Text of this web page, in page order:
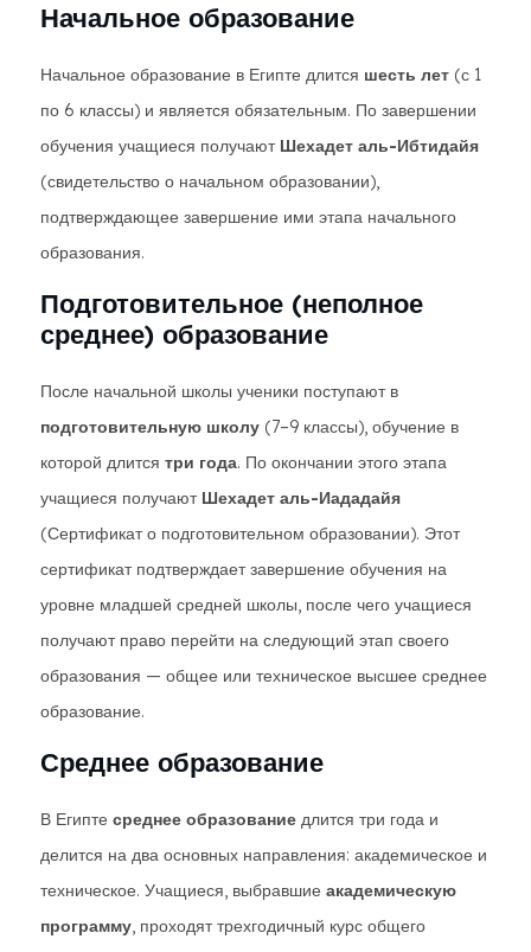
Начальное образование
Начальное образование в Египте длится шесть лет (с 1
по 6 классы) и является обязательным. По завершении
обучения учащиеся получают Шехадет аль-Ибтидайя
(свидетельство о начальном образовании),
подтверждающее завершение ими этапа начального
образования.
Подготовительное (неполное
среднее) образование
После начальной школы ученики поступают в
подготовительную школу (7–9 классы), обучение в
которой длится три года. По окончании этого этапа
учащиеся получают Шехадет аль-Иададайя
(Сертификат о подготовительном образовании). Этот
сертификат подтверждает завершение обучения на
уровне младшей средней школы, после чего учащиеся
получают право перейти на следующий этап своего
образования — общее или техническое высшее среднее
образование.
Среднее образование
В Египте среднее образование длится три года и
делится на два основных направления: академическое и
техническое. Учащиеся, выбравшие академическую
программу, проходят трехгодичный курс общего